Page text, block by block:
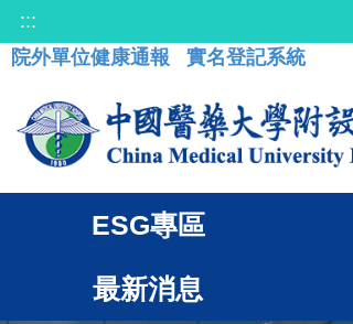
:::
院外單位健康通報
實名登記系統
ESG專區
最新消息